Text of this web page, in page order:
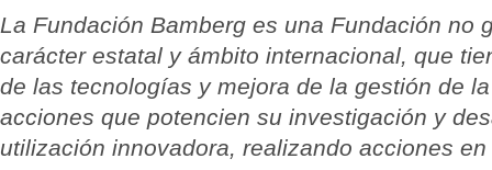
La Fundación Bamberg es una Fundación no
carácter estatal y ámbito internacional, que
de las tecnologías y mejora de la gestión de
acciones que potencien su investigación y
utilización innovadora, realizando acciones